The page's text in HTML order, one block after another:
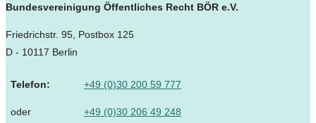
Bundesvereinigung Öffentliches Recht BÖR e.V.
Friedrichstr. 95, Postbox 125
D - 10117 Berlin
Telefon: +49 (0)30 200 59 777
oder +49 (0)30 206 49 248